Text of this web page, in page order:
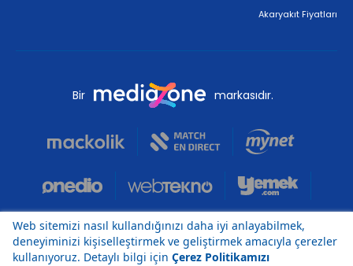
Akaryakıt Fiyatları
Bir markasıdır.